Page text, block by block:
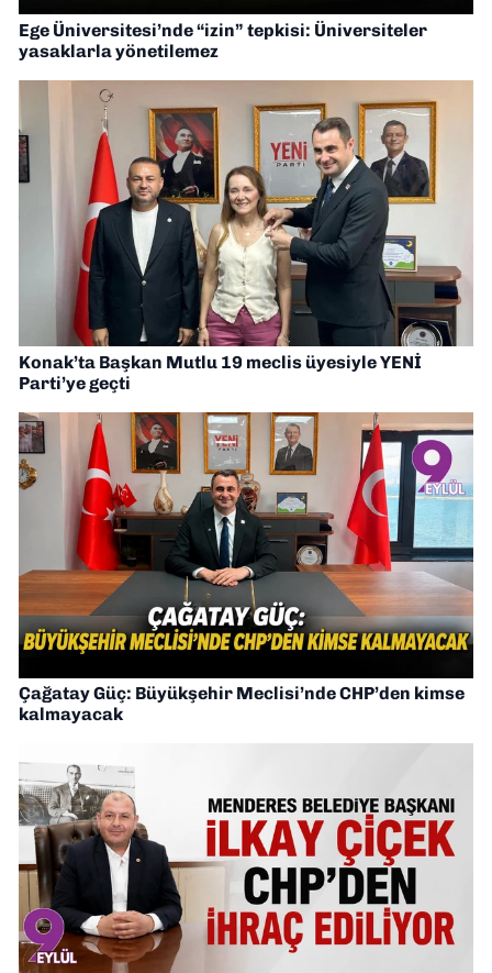
Ege Üniversitesi’nde “izin” tepkisi: Üniversiteler
yasaklarla yönetilemez
Konak’ta Başkan Mutlu 19 meclis üyesiyle YENİ
Parti’ye geçti
Çağatay Güç: Büyükşehir Meclisi’nde CHP’den kimse
kalmayacak